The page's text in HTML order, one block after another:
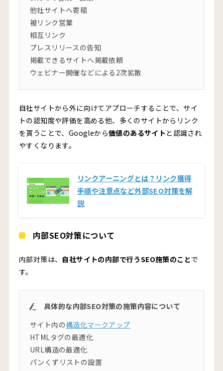
他社サイトへ寄稿
被リンク営業
相互リンク
プレスリリースの告知
掲載できるサイトへ掲載依頼
ウェビナー開催などによる2次拡散
自社サイトから外に向けてアプローチすることで、サイ
トの認知度や評価を高める他、多くのサイトからリンク
を貰うことで、Googleから価値のあるサイトと認識され
やすくなります。
リンクアーニングとは？リンク獲得
手順や注意点など外部SEO対策を解
説
内部SEO対策について
内部対策は、 自社サイトの内部で行うSEO施策のことで
す。
具体的な内部SEO対策の施策内容について
サイト内の構造化マークアップ
HTMLタグの最適化
URL構造の最適化
パンくずリストの設置